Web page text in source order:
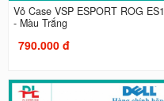
Vỏ Case VSP ESPORT ROG ES1
- Màu Trắng
790.000 đ